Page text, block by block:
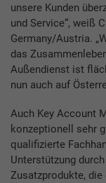
unsere Kunden
und Service“, weiß
Germany/Austria.
das
Außendienst ist
nun auch auf
Auch Key Account
konzeptionell sehr
qualifizierte
Unterstützung
Zusatzprodukte, die